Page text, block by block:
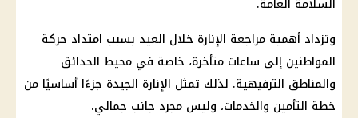
وتزداد أهمية مراجعة الإنارة خلال العيد بسبب امتداد حركة
المواطنين إلى ساعات متأخرة، خاصة في محيط الحدائق
والمناطق الترفيهية. لذلك تمثل الإنارة الجيدة جزءًا أساسيًا من
خطة التأمين والخدمات، وليس مجرد جانب جمالي.